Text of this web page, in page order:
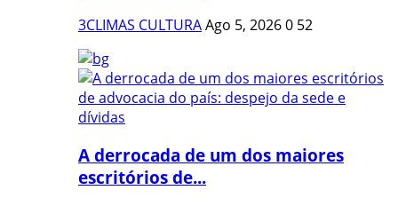
3CLIMAS CULTURAAgo 5, 20260 52
A derrocada de um dos maiores
escritórios de...